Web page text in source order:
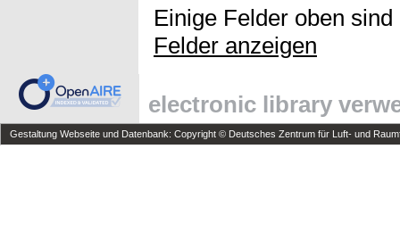
Einige Felder oben
Felder anzeigen
electronic library
Gestaltung Webseite und Datenbank: Copyright © Deutsches Zentrum für Luft- und